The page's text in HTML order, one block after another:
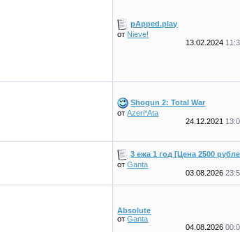
pApped.play
от Nieve!
13.02.2024
Shogun 2: Total War
отAzeri*Ata
24.12.2021
3 ежа 1 год [Цена 2500
отGanta
03.08.2026
Absolute
отGanta
04.08.2026